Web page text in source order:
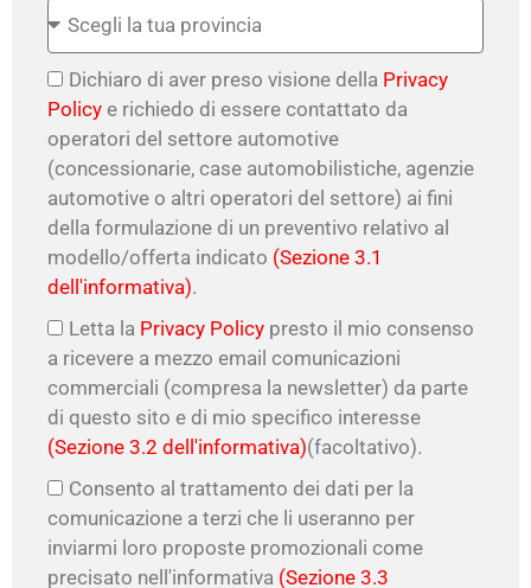
Dichiaro di aver preso visione della Privacy
Policy e richiedo di essere contattato da
operatori del settore automotive
(concessionarie, case automobilistiche, agenzie
automotive o altri operatori del settore) ai fini
della formulazione di un preventivo relativo al
modello/offerta indicato (Sezione 3.1
dell'informativa).
Letta la Privacy Policy presto il mio consenso
a ricevere a mezzo email comunicazioni
commerciali (compresa la newsletter) da parte
di questo sito e di mio specifico interesse
(Sezione 3.2 dell'informativa)(facoltativo).
Consento al trattamento dei dati per la
comunicazione a terzi che li useranno per
inviarmi loro proposte promozionali come
precisato nell'informativa (Sezione 3.3